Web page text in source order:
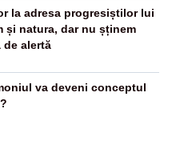
la adresa progresiștilor lui
și natura, dar nu șținem
de alertă
va deveni conceptul